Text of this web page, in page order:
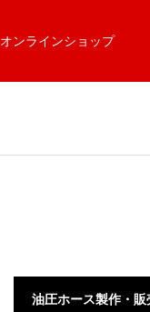
オンラインショップ
油圧ホース製作・